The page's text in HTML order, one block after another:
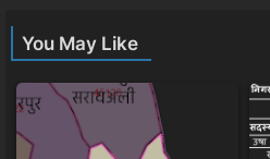
You May Like